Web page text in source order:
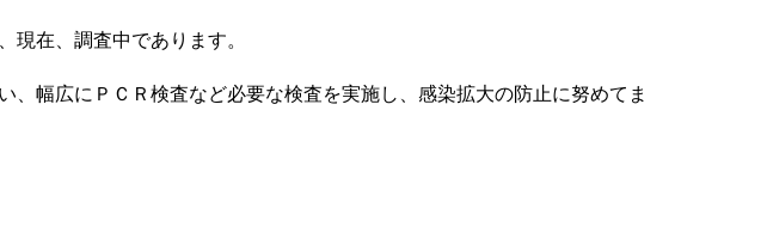
在、調査中であります。
幅広にＰＣＲ検査など必要な検査を実施し、感染拡大の防止に努めてま